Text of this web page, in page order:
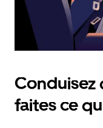
calendrier.
Conduisez
faites ce